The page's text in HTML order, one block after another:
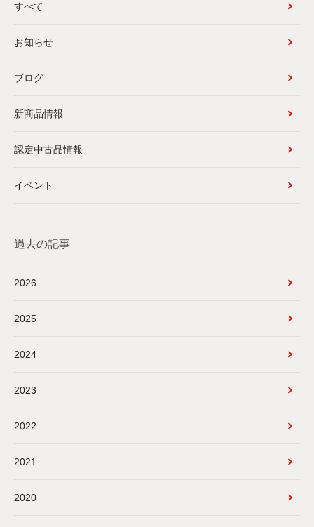
すべて
お知らせ
ブログ
新商品情報
認定中古品情報
イベント
過去の記事
2026
2025
2024
2023
2022
2021
2020